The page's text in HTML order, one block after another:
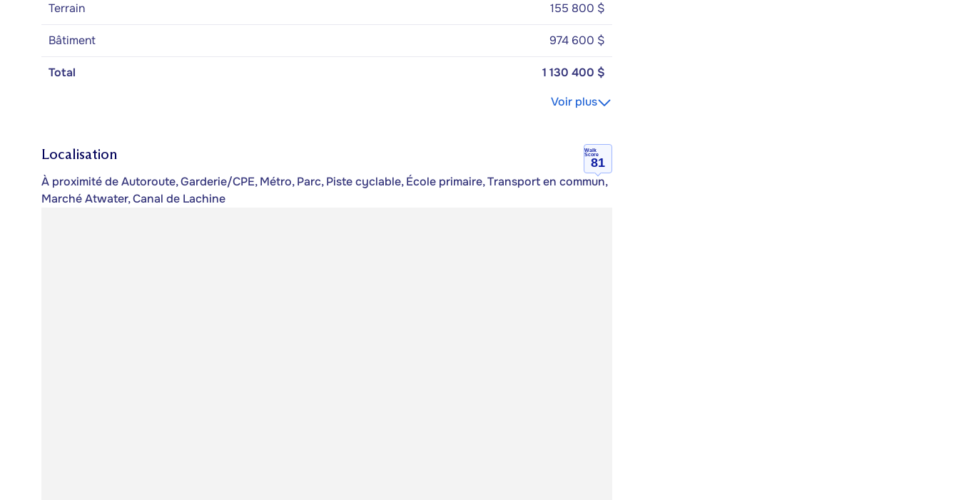
Terrain
155 800 $
Bâtiment 974 600 $
Total
1 130 400 $
Voir plus
Localisation
Walk
Score
81
À proximité de Autoroute, Garderie/CPE, Métro, Parc, Piste cyclable, École primaire, Transport en commun,
Marché Atwater, Canal de Lachine